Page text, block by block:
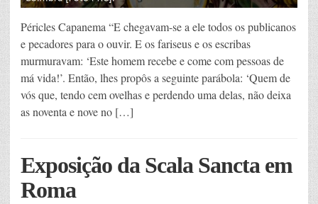
Péricles Capanema “E chegavam-se a ele todos os publicanos
e pecadores para o ouvir. E os fariseus e os escribas
murmuravam: ‘Este homem recebe e come com pessoas de
má vida!’. Então, lhes propôs a seguinte parábola: ‘Quem de
vós que, tendo cem ovelhas e perdendo uma delas, não deixa
as noventa e nove no […]
Exposição da Scala Sancta em
Roma